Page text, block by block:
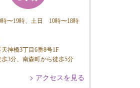
〜19時、土日 10時〜18時
神橋3丁目6番8号1F
歩3分、南森町から徒歩5分
> アクセスを見る